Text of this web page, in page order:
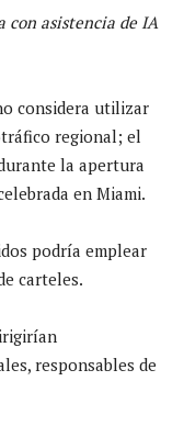
con asistencia de IA
considera utilizar
regional; el
la apertura
en Miami.
podría emplear
carteles.
responsables de